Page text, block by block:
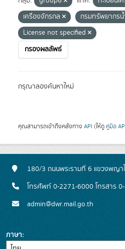
เครื่องจักรกล
กรมทรัพยากรน้
License not specified
กรองผลลัพธ์
กรุณาลองค้นหาใหม่
คุณสามารถเข้าถึงคลังทาง API (ให้ดู คู่มือ
180/3 ถนนพระรามที่ 6 แขวงพญ
โทรศัพท์ 0-2271-6000 โทรสาร
admin@dwr.mail.go.th
ภาษา